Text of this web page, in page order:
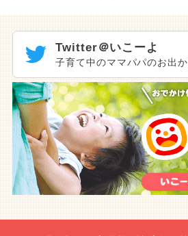
Twitter＠いこーよ
子育て中のママパパのお出か